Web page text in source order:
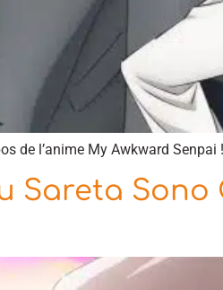
de l’anime My Awkward Senpai !
Sareta